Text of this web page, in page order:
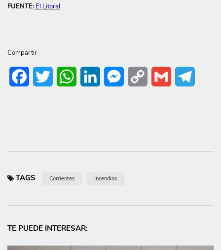
FUENTE: El Litoral
Compartir
FacebookTwitter WhatsAppLinkedIn Messenger
Copy
Gmail
TAGS Corrientes Incendios
TE PUEDE INTERESAR: